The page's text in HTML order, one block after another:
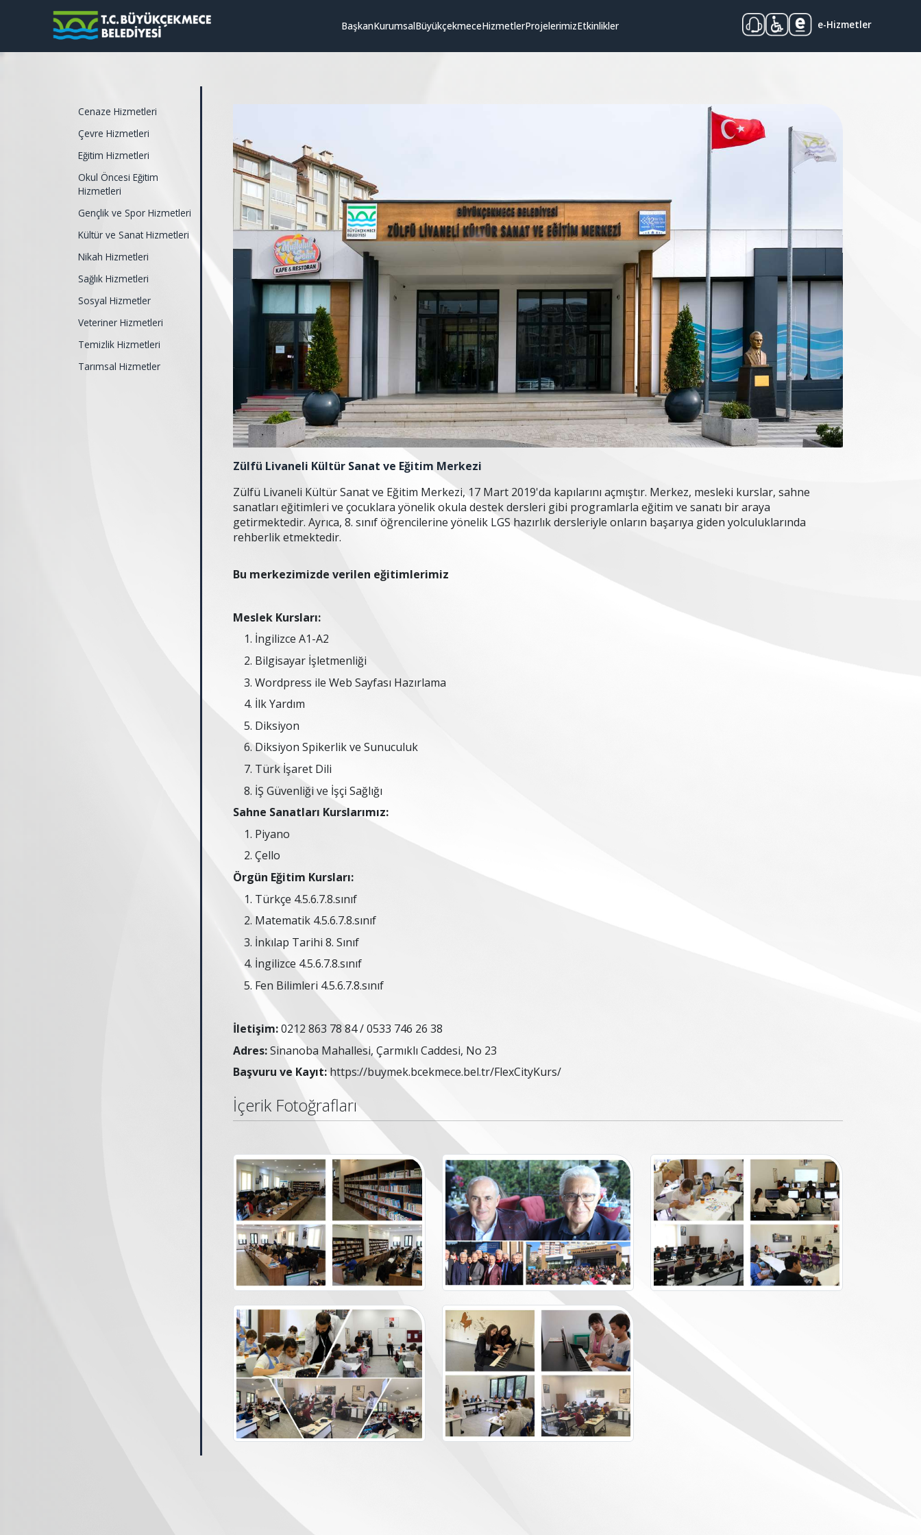
BaşkanKurumsalBüyükçekmeceHizmetlerProjelerimizEtkinlikler e-Hizmetler
Cenaze Hizmetleri
Çevre Hizmetleri
Eğitim Hizmetleri
Okul Öncesi Eğitim
Hizmetleri
Gençlik ve Spor Hizmetleri
Kültür ve Sanat Hizmetleri
Nikah Hizmetleri
Sağlık Hizmetleri
Sosyal Hizmetler
Veteriner Hizmetleri
Temizlik Hizmetleri
Tarımsal Hizmetler
Zülfü Livaneli Kültür Sanat ve Eğitim Merkezi
Zülfü Livaneli Kültür Sanat ve Eğitim Merkezi, 17 Mart 2019'da kapılarını açmıştır. Merkez, mesleki kurslar, sahne
sanatları eğitimleri ve çocuklara yönelik okula destek dersleri gibi programlarla eğitim ve sanatı bir araya
getirmektedir. Ayrıca, 8. sınıf öğrencilerine yönelik LGS hazırlık dersleriyle onların başarıya giden yolculuklarında
rehberlik etmektedir.
Bu merkezimizde verilen eğitimlerimiz
Meslek Kursları:
İngilizce A1-A2
Bilgisayar İşletmenliği
Wordpress ile Web Sayfası Hazırlama
İlk Yardım
Diksiyon
Diksiyon Spikerlik ve Sunuculuk
Türk İşaret Dili
İŞ Güvenliği ve İşçi Sağlığı
Sahne Sanatları Kurslarımız:
Piyano
Çello
Örgün Eğitim Kursları:
Türkçe 4.5.6.7.8.sınıf
Matematik 4.5.6.7.8.sınıf
İnkılap Tarihi 8. Sınıf
İngilizce 4.5.6.7.8.sınıf
Fen Bilimleri 4.5.6.7.8.sınıf
İletişim:0212 863 78 84 / 0533 746 26 38
Adres:Sinanoba Mahallesi, Çarmıklı Caddesi, No 23
Başvuru ve Kayıt:https://buymek.bcekmece.bel.tr/FlexCityKurs/
İçerik Fotoğrafları